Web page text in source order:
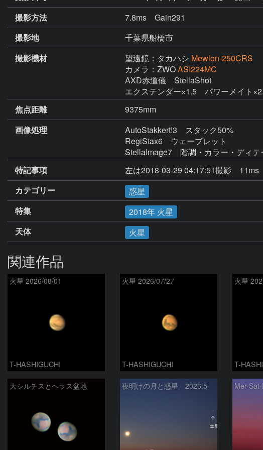
撮影方法
7.8ms Gain291
撮影地
千葉県船橋市
撮影機材
望遠鏡：タカハシ Mewlon-250CRS
カメラ：ZWOASI224MC
AXD赤道儀　StellaShot
エクステンダー×1.5　パワーメイト
焦点距離
9375mm
画像処理
AutoStakkert!3　スタック50%
RegiStax6　ウェーブレット
StellaImage7　階調・カラー・ディ
特記事項
左は2018-03-29 04:17:51撮影　11ms
カテゴリー
惑星
特集
2018年 火星
天体
火星
関連作品
火星 2026/08/01
T-HASHIGUCHI
火星 2026/07/27
T-HASHIGUCHI
火星
T-
大シルチスとヘラス盆地 夜明けの月と惑星 2026.5